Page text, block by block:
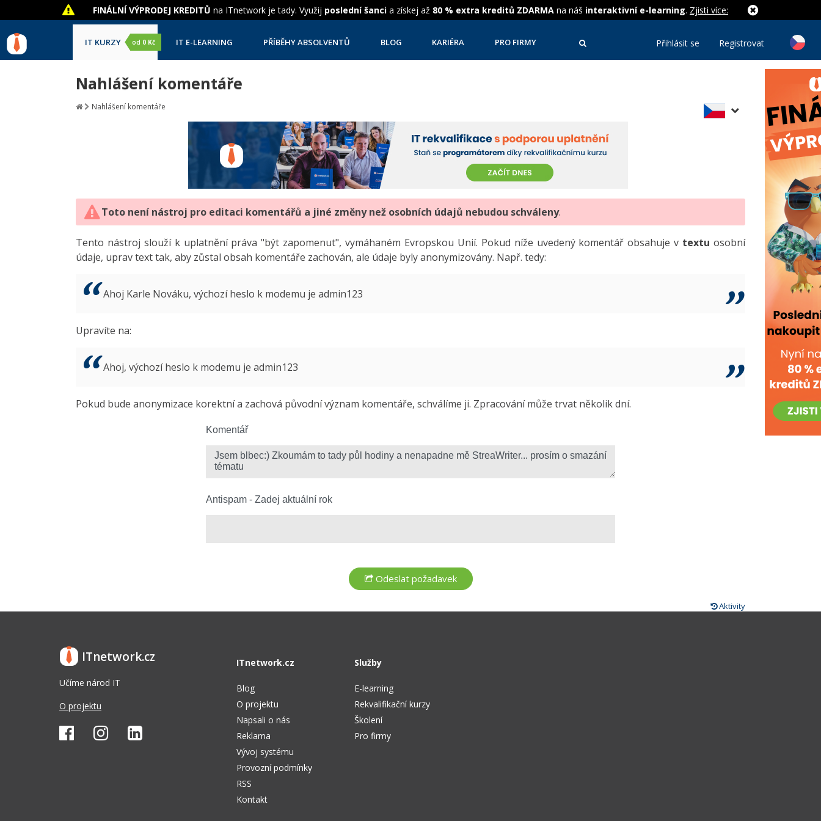
FINÁLNÍ VÝPRODEJ KREDITŮ na ITnetwork je tady. Využij poslední šanci a získej až 80 % extra kreditů ZDARMA na náš interaktivní e-learning. Zjisti více:
IT KURZY od 0 Kč IT E-LEARNING PŘÍBĚHY ABSOLVENTŮ BLOG KARIÉRA PRO FIRMY Přihlásit se Registrovat
Nahlášení komentáře
Nahlášení komentáře
Toto není nástroj pro editaci komentářů a jiné změny než osobních údajů nebudou schváleny.
Tento nástroj slouží k uplatnění práva "být zapomenut", vymáhaném Evropskou Unií. Pokud níže uvedený komentář obsahuje v textu osobní
údaje, uprav text tak, aby zůstal obsah komentáře zachován, ale údaje byly anonymizovány. Např. tedy:
Ahoj Karle Nováku, výchozí heslo k modemu je admin123
Upravíte na:
Ahoj, výchozí heslo k modemu je admin123
Pokud bude anonymizace korektní a zachová původní význam komentáře, schválíme ji. Zpracování může trvat několik dní.
Komentář
Antispam - Zadej aktuální rok
Aktivity
ITnetwork.cz
Učíme národ IT
O projektu
ITnetwork.cz
Blog
O projektu
Napsali o nás
Reklama
Vývoj systému
Provozní podmínky
RSS
Kontakt
Služby
E-learning
Rekvalifikační kurzy
Školení
Pro firmy